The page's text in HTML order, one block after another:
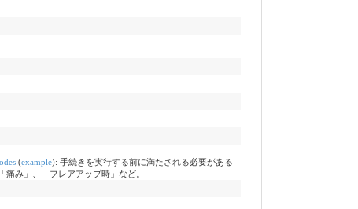
(example): 手続きを実行する前に満たされる必要がある
み」、「フレアアップ時」など。